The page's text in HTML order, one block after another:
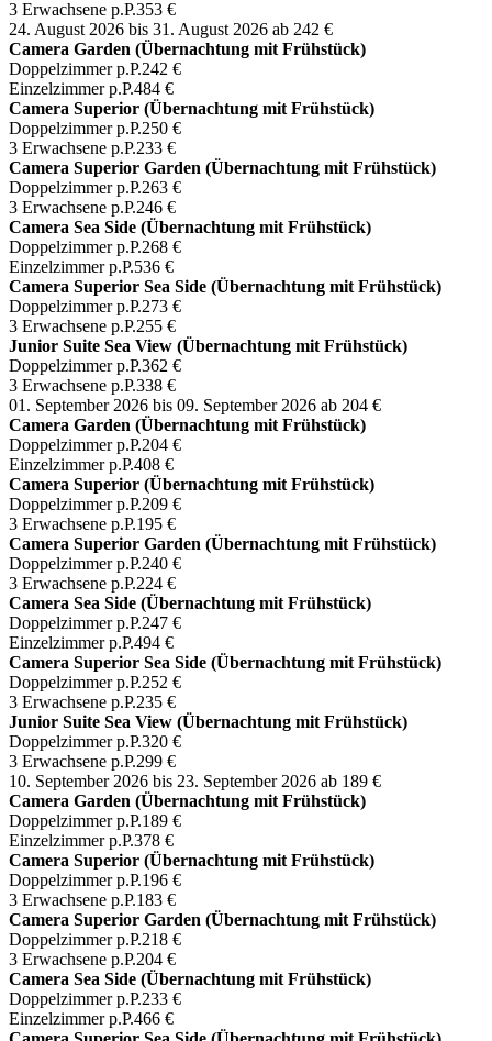
3 Erwachsene p.P.353 €
24. August 2026 bis 31. August 2026 ab 242 €
Camera Garden (Übernachtung mit Frühstück)
Doppelzimmer p.P.242 €
Einzelzimmer p.P.484 €
Camera Superior (Übernachtung mit Frühstück)
Doppelzimmer p.P.250 €
3 Erwachsene p.P.233 €
Camera Superior Garden (Übernachtung mit Frühstück)
Doppelzimmer p.P.263 €
3 Erwachsene p.P.246 €
Camera Sea Side (Übernachtung mit Frühstück)
Doppelzimmer p.P.268 €
Einzelzimmer p.P.536 €
Camera Superior Sea Side (Übernachtung mit Frühstück)
Doppelzimmer p.P.273 €
3 Erwachsene p.P.255 €
Junior Suite Sea View (Übernachtung mit Frühstück)
Doppelzimmer p.P.362 €
3 Erwachsene p.P.338 €
01. September 2026 bis 09. September 2026 ab 204 €
Camera Garden (Übernachtung mit Frühstück)
Doppelzimmer p.P.204 €
Einzelzimmer p.P.408 €
Camera Superior (Übernachtung mit Frühstück)
Doppelzimmer p.P.209 €
3 Erwachsene p.P.195 €
Camera Superior Garden (Übernachtung mit Frühstück)
Doppelzimmer p.P.240 €
3 Erwachsene p.P.224 €
Camera Sea Side (Übernachtung mit Frühstück)
Doppelzimmer p.P.247 €
Einzelzimmer p.P.494 €
Camera Superior Sea Side (Übernachtung mit Frühstück)
Doppelzimmer p.P.252 €
3 Erwachsene p.P.235 €
Junior Suite Sea View (Übernachtung mit Frühstück)
Doppelzimmer p.P.320 €
3 Erwachsene p.P.299 €
10. September 2026 bis 23. September 2026 ab 189 €
Camera Garden (Übernachtung mit Frühstück)
Doppelzimmer p.P.189 €
Einzelzimmer p.P.378 €
Camera Superior (Übernachtung mit Frühstück)
Doppelzimmer p.P.196 €
3 Erwachsene p.P.183 €
Camera Superior Garden (Übernachtung mit Frühstück)
Doppelzimmer p.P.218 €
3 Erwachsene p.P.204 €
Camera Sea Side (Übernachtung mit Frühstück)
Doppelzimmer p.P.233 €
Einzelzimmer p.P.466 €